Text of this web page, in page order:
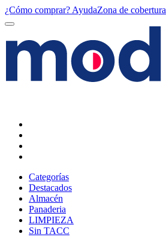
¿Cómo comprar? AyudaZona de cobertura
Categorías
Destacados
Almacén
Panaderia
LIMPIEZA
Sin TACC